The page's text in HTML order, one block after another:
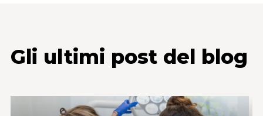
Gli ultimi post del blog